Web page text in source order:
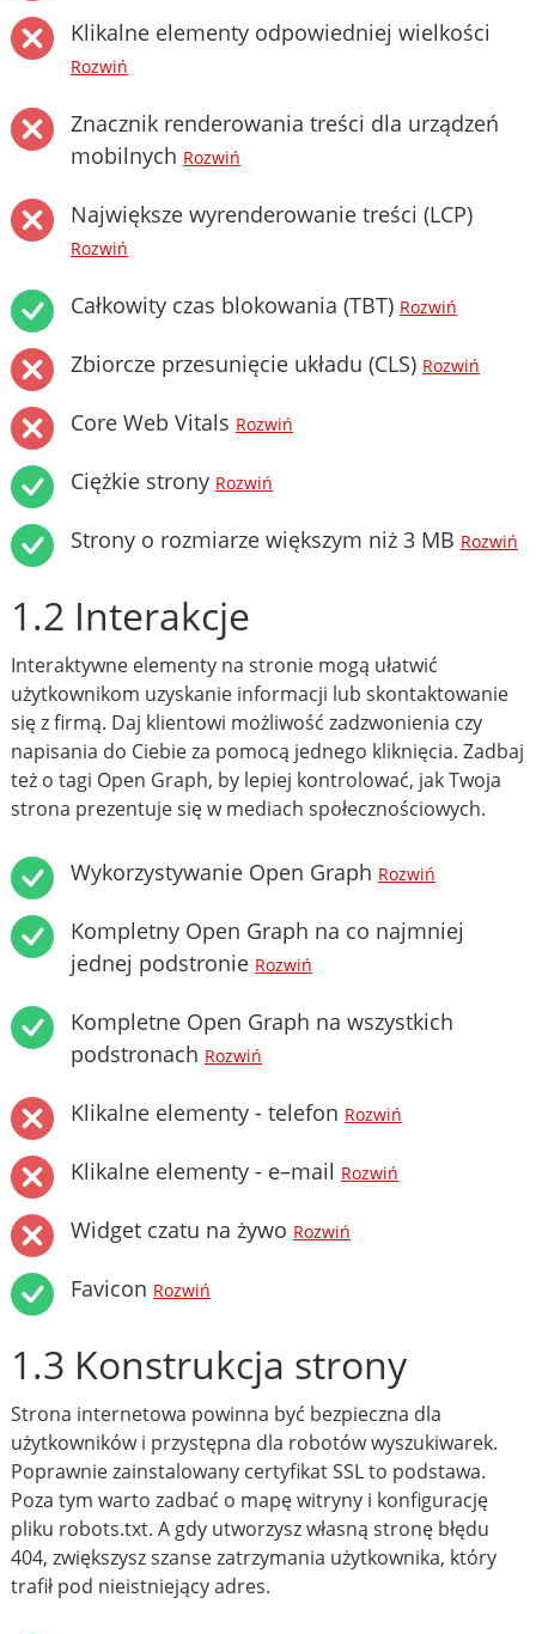
Klikalne elementy odpowiedniej wielkości
Rozwiń
Znacznik renderowania treści dla urządzeń
mobilnych Rozwiń
Największe wyrenderowanie treści (LCP)
Rozwiń
Całkowity czas blokowania (TBT) Rozwiń
Zbiorcze przesunięcie układu (CLS) Rozwiń
Core Web Vitals Rozwiń
Ciężkie strony Rozwiń
Strony o rozmiarze większym niż 3 MB Rozwiń
1.2 Interakcje
Interaktywne elementy na stronie mogą ułatwić
użytkownikom uzyskanie informacji lub skontaktowanie
się z firmą. Daj klientowi możliwość zadzwonienia czy
napisania do Ciebie za pomocą jednego kliknięcia. Zadbaj
też o tagi Open Graph, by lepiej kontrolować, jak Twoja
strona prezentuje się w mediach społecznościowych.
Wykorzystywanie Open Graph Rozwiń
Kompletny Open Graph na co najmniej
jednej podstronie Rozwiń
Kompletne Open Graph na wszystkich
podstronach Rozwiń
Klikalne elementy - telefon Rozwiń
Klikalne elementy - e–mail Rozwiń
Widget czatu na żywo Rozwiń
Favicon Rozwiń
1.3 Konstrukcja strony
Strona internetowa powinna być bezpieczna dla
użytkowników i przystępna dla robotów wyszukiwarek.
Poprawnie zainstalowany certyfikat SSL to podstawa.
Poza tym warto zadbać o mapę witryny i konfigurację
pliku robots.txt. A gdy utworzysz własną stronę błędu
404, zwiększysz szanse zatrzymania użytkownika, który
trafił pod nieistniejący adres.